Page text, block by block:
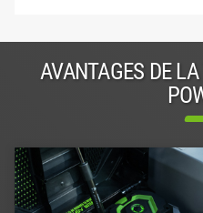
AVANTAGES DE